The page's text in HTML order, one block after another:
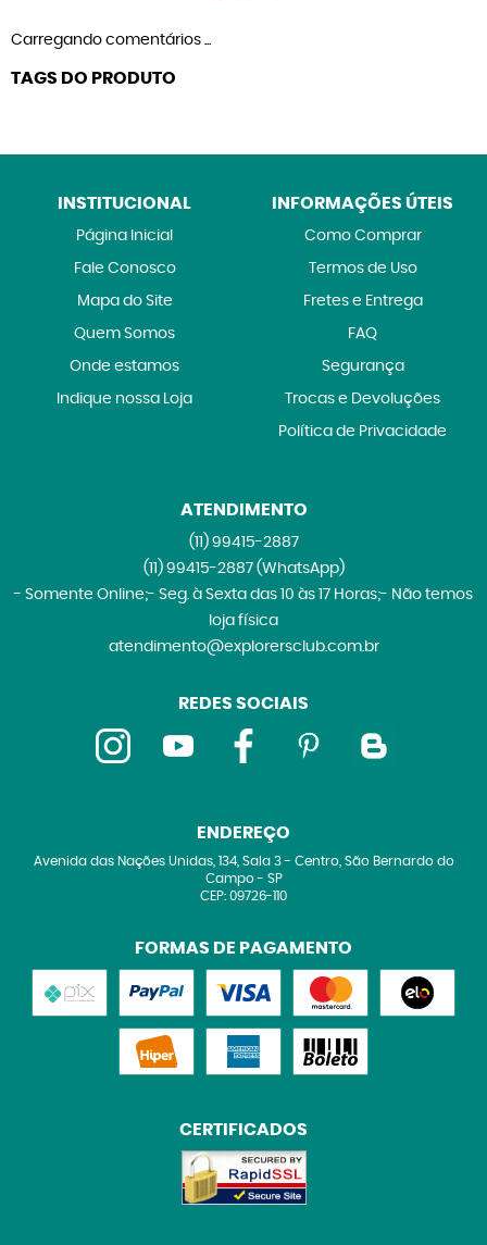
Carregando comentários ...
TAGS DO PRODUTO
INSTITUCIONAL
Página Inicial
Fale Conosco
Mapa do Site
Quem Somos
Onde estamos
Indique nossa Loja
INFORMAÇÕES ÚTEIS
Como Comprar
Termos de Uso
Fretes e Entrega
FAQ
Segurança
Trocas e Devoluções
Política de Privacidade
ATENDIMENTO
(11)99415-2887
(11)99415-2887 (WhatsApp)
- Somente Online;- Seg. à Sexta das 10 às 17 Horas;- Não temos
loja física
atendimento@explorersclub.com.br
REDES SOCIAIS
ENDEREÇO
Avenida das Nações Unidas, 134, Sala 3- Centro, São Bernardo do
Campo- SP
CEP: 09726-110
FORMAS DE PAGAMENTO
CERTIFICADOS